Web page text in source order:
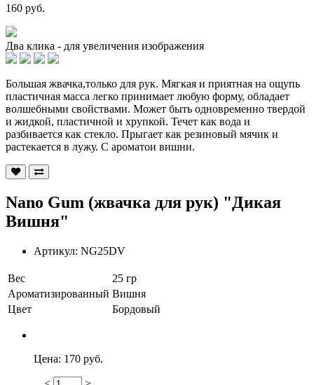
160 руб.
Два клика - для увеличения изображения
Большая жвачка,только для рук. Мягкая и приятная на ощупь
пластичная масса легко принимает любую форму, обладает
волшебными свойствами. Может быть одновременно твердой
и жидкой, пластичной и хрупкой. Течет как вода и
разбивается как стекло. Прыгает как резиновый мячик и
растекается в лужу. С ароматои вишни.
Nano Gum (жвачка для рук) "Дикая
Вишня"
Артикул: NG25DV
Вес
25 гр
Ароматизированный Вишня
Цвет
Бордовый
Цена: 170 руб.